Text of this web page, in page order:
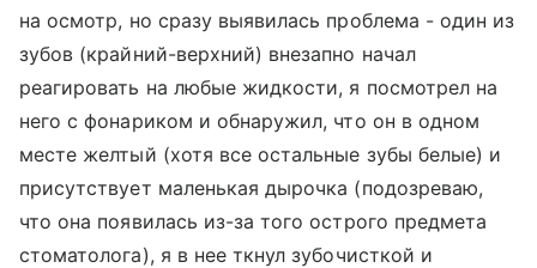
на осмотр, но сразу выявилась проблема - один из
зубов (крайний-верхний) внезапно начал
реагировать на любые жидкости, я посмотрел на
него с фонариком и обнаружил, что он в одном
месте желтый (хотя все остальные зубы белые) и
присутствует маленькая дырочка (подозреваю,
что она появилась из-за того острого предмета
стоматолога), я в нее ткнул зубочисткой и